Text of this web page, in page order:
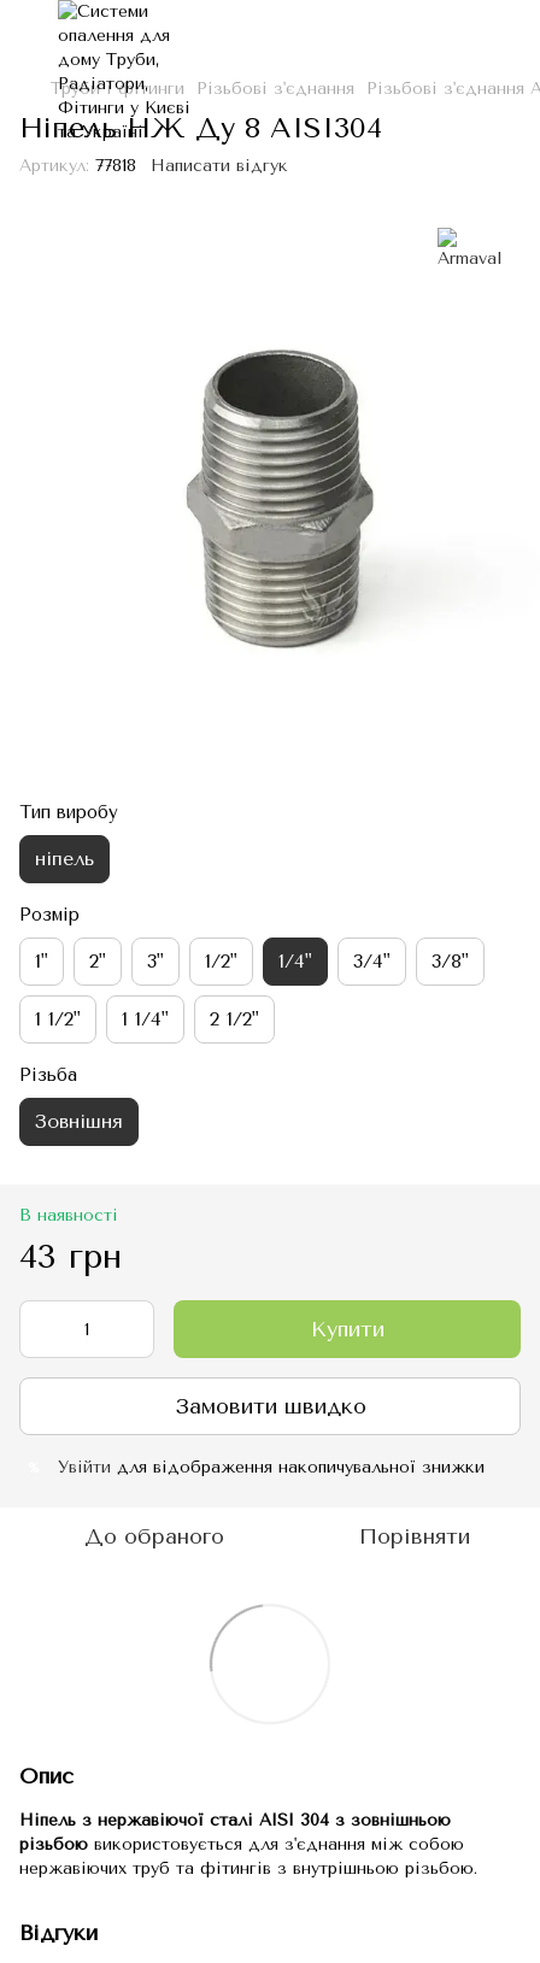
Труби і фітинги Різьбові з'єднання Різьбові з'єднання
Ніпель НЖ Ду 8 AISI304
Артикул: 77818 Написати відгук
Тип виробу
ніпель
Розмір
1" 2" 3" 1/2" 1/4" 3/4" 3/8"
1 1/2" 1 1/4" 2 1/2"
Різьба
Зовнішня
В наявності
43 грн
Купити
Замовити швидко
Увійти для відображення накопичувальної знижки
До обраного Порівняти
Опис
Ніпель з нержавіючої сталі AISI 304 з зовнішньою
різьбою використовується для з'єднання між собою
нержавіючих труб та фітингів з внутрішньою різьбою.
Відгуки